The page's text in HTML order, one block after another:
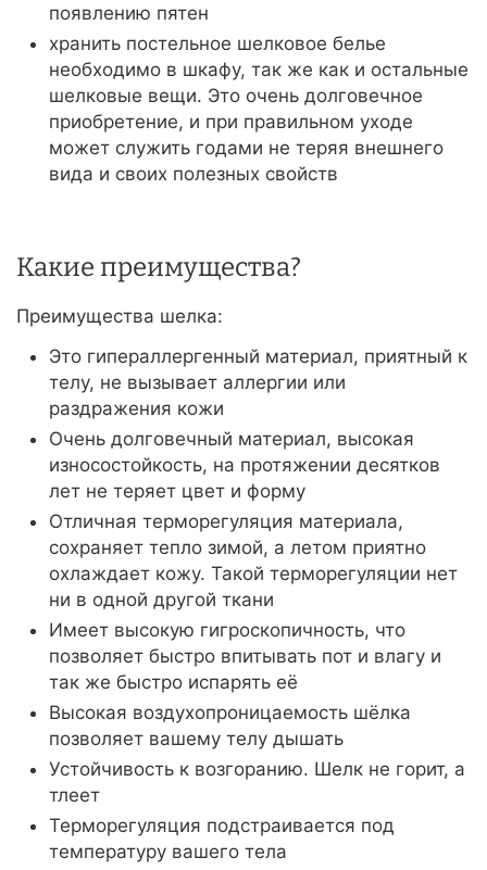
появлению пятен
хранить постельное шелковое белье
необходимо в шкафу, так же как и остальные
шелковые вещи. Это очень долговечное
приобретение, и при правильном уходе
может служить годами не теряя внешнего
вида и своих полезных свойств
Какие преимущества?
Преимущества шелка:
Это гипераллергенный материал, приятный к
телу, не вызывает аллергии или
раздражения кожи
Очень долговечный материал, высокая
износостойкость, на протяжении десятков
лет не теряет цвет и форму
Отличная терморегуляция материала,
сохраняет тепло зимой, а летом приятно
охлаждает кожу. Такой терморегуляции нет
ни в одной другой ткани
Имеет высокую гигроскопичность, что
позволяет быстро впитывать пот и влагу и
так же быстро испарять её
Высокая воздухопроницаемость шёлка
позволяет вашему телу дышать
Устойчивость к возгоранию. Шелк не горит, а
тлеет
Терморегуляция подстраивается под
температуру вашего тела